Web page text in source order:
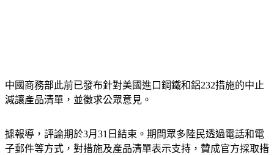
中國商務部此前已發布針對美國進口鋼鐵和鋁232措施的中止
減讓產品清單，並徵求公眾意見。
據報導，評論期於3月31日結束。期間眾多陸民透過電話和電
子郵件等方式，對措施及產品清單表示支持，贊成官方採取措